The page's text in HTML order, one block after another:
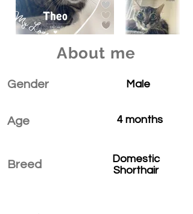
About me
Gender
Age
Breed
Male
4 months
Domestic
Shorthair